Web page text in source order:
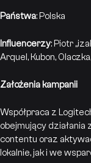
Państwa: Polska
Influencerzy: Piotr
Arquel, Kubon,
Założenia kampanii
Współpraca z
obejmujący działania
contentu oraz
lokalnie, jak i we